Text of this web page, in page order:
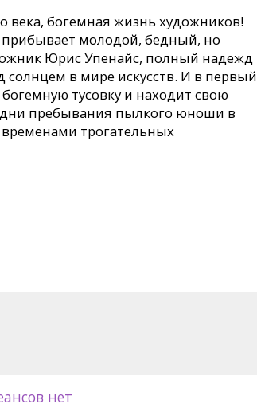
века, богемная жизнь художников!
молодой, бедный, но
Юрис Упенайс, полный надежд
солнцем в мире искусств. И в первый
тусовку и находит свою
пребывания пылкого юноши в
трогательных
нет